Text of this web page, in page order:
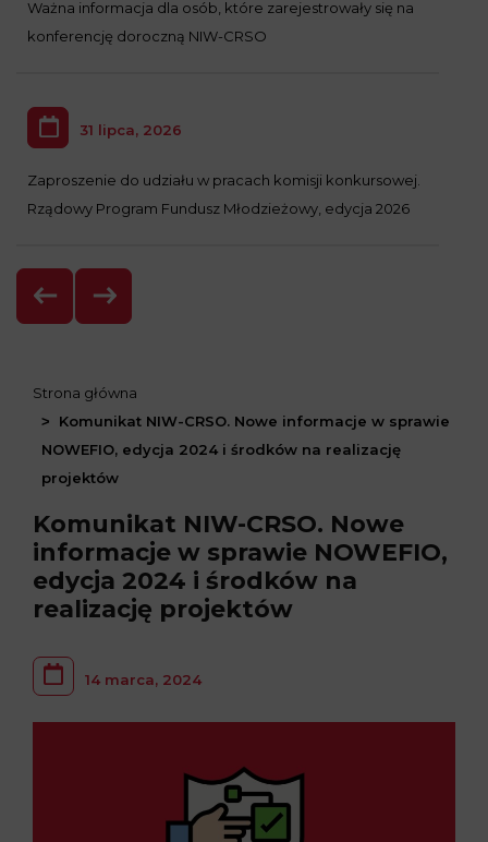
Ważna informacja dla osób, które zarejestrowały się na
konferencję doroczną NIW-CRSO
31 lipca, 2026
Zaproszenie do udziału w pracach komisji konkursowej.
Rządowy Program Fundusz Młodzieżowy, edycja 2026
Strona główna
Komunikat NIW-CRSO. Nowe informacje w sprawie
NOWEFIO, edycja 2024 i środków na realizację
projektów
Komunikat NIW-CRSO. Nowe
informacje w sprawie NOWEFIO,
edycja 2024 i środków na
realizację projektów
14 marca, 2024